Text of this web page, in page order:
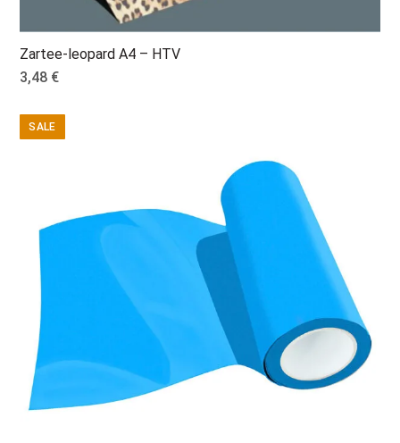
Zartee-leopard A4 – HTV
3,48 €
SALE